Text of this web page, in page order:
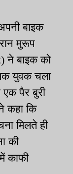
बाइक
मुरूप
ने बाइक को
युवक चला
एक पैर बुरी
कहा कि
मिलते ही
की
काफी